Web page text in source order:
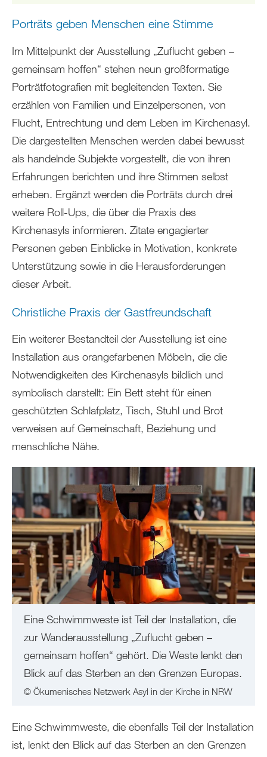
Porträts geben Menschen eine Stimme
Im Mittelpunkt der Ausstellung „Zuflucht geben –
gemeinsam hoffen“ stehen neun großformatige
Porträtfotografien mit begleitenden Texten. Sie
erzählen von Familien und Einzelpersonen, von
Flucht, Entrechtung und dem Leben im Kirchenasyl.
Die dargestellten Menschen werden dabei bewusst
als handelnde Subjekte vorgestellt, die von ihren
Erfahrungen berichten und ihre Stimmen selbst
erheben. Ergänzt werden die Porträts durch drei
weitere Roll-Ups, die über die Praxis des
Kirchenasyls informieren. Zitate engagierter
Personen geben Einblicke in Motivation, konkrete
Unterstützung sowie in die Herausforderungen
dieser Arbeit.
Christliche Praxis der Gastfreundschaft
Ein weiterer Bestandteil der Ausstellung ist eine
Installation aus orangefarbenen Möbeln, die die
Notwendigkeiten des Kirchenasyls bildlich und
symbolisch darstellt: Ein Bett steht für einen
geschützten Schlafplatz, Tisch, Stuhl und Brot
verweisen auf Gemeinschaft, Beziehung und
menschliche Nähe.
Eine Schwimmweste ist Teil der Installation, die
zur Wanderausstellung „Zuflucht geben –
gemeinsam hoffen“ gehört. Die Weste lenkt den
Blick auf das Sterben an den Grenzen Europas.
© Ökumenisches Netzwerk Asyl in der Kirche in NRW
Eine Schwimmweste, die ebenfalls Teil der Installation
ist, lenkt den Blick auf das Sterben an den Grenzen